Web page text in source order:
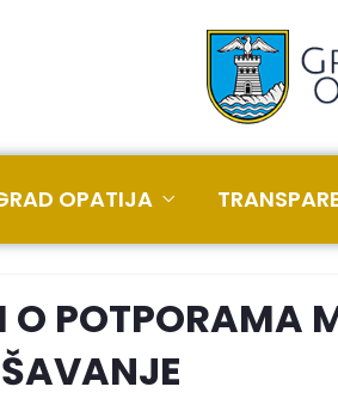
OPATIJA
O POTPORAMA